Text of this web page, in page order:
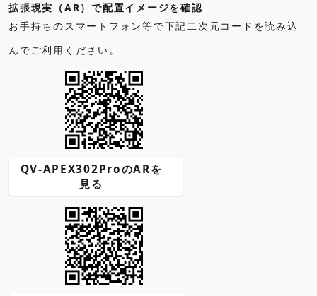
拡張現実（AR）で配置イメージを確認
お手持ちのスマートフォン等で下記 二次元コード を読み込
んでご利用ください。
QV-APEX302ProのARを
見る